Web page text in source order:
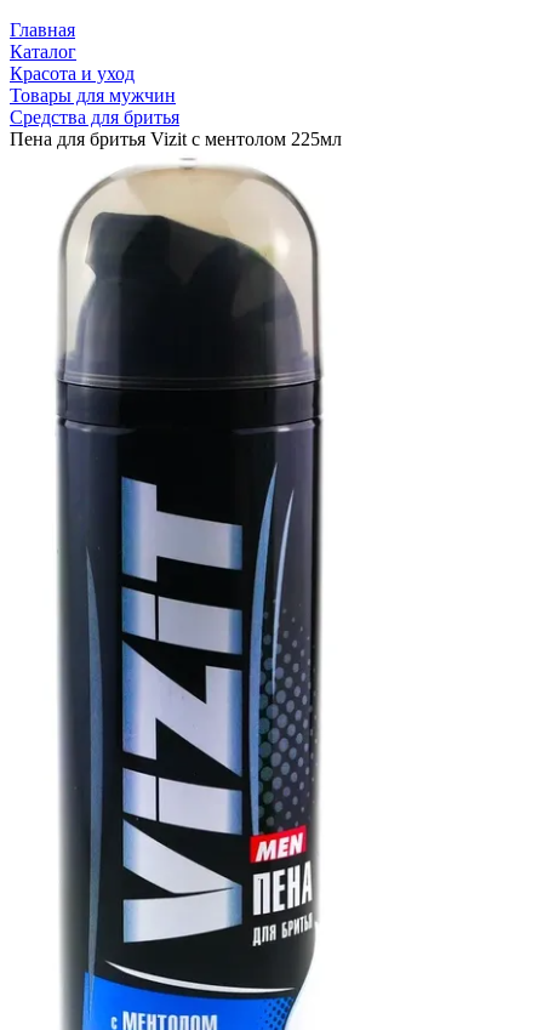
Главная
Каталог
Красота и уход
Товары для мужчин
Средства для бритья
Пена для бритья Vizit с ментолом 225мл